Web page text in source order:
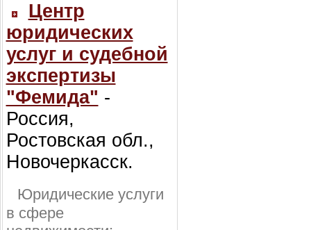
Центр
юридических
услуг и судебной
экспертизы
"Фемида" -
Россия,
Ростовская обл.,
Новочеркасск.
Юридические услуги
в сфере